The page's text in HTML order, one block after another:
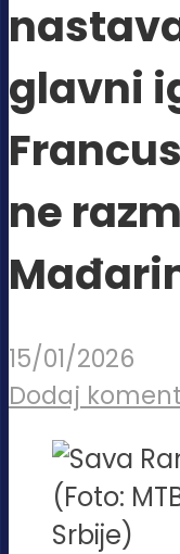
glavni
ne
15/01/2026
Dodaj
(Foto:
Srbije)